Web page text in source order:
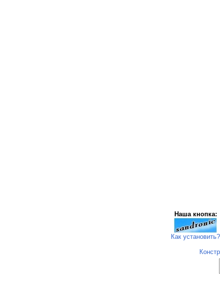
Наша кнопка:
Как установить?